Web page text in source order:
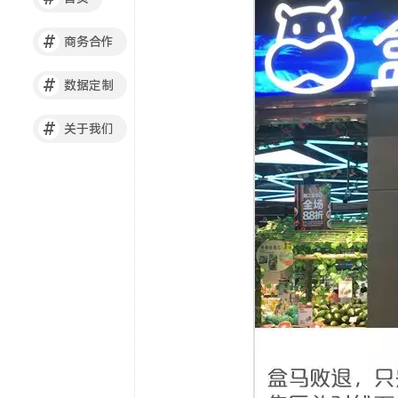
# 商务合作
# 数据定制
# 关于我们